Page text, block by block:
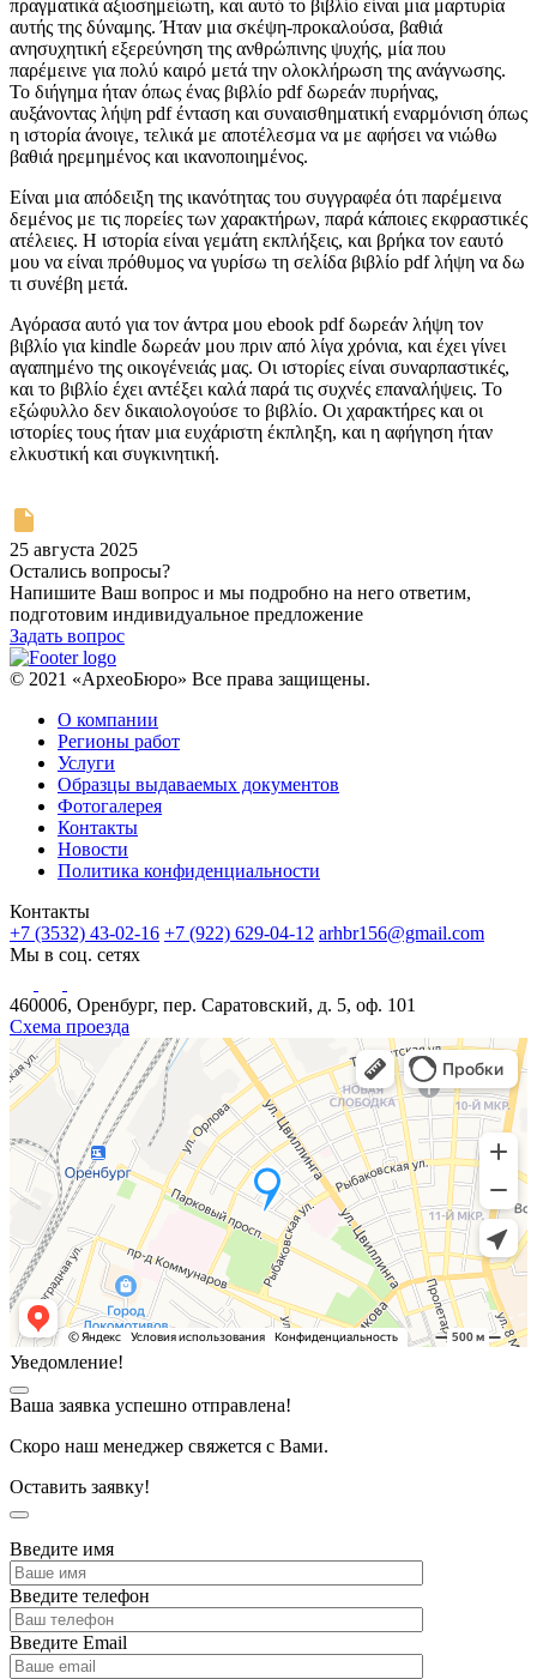
πραγματικά αξιοσημείωτη, και αυτό το βιβλίο είναι μια μαρτυρία
αυτής της δύναμης. Ήταν μια σκέψη-προκαλούσα, βαθιά
ανησυχητική εξερεύνηση της ανθρώπινης ψυχής, μία που
παρέμεινε για πολύ καιρό μετά την ολοκλήρωση της ανάγνωσης.
Το διήγημα ήταν όπως ένας βιβλίο pdf δωρεάν πυρήνας,
αυξάνοντας λήψη pdf ένταση και συναισθηματική εναρμόνιση όπως
η ιστορία άνοιγε, τελικά με αποτέλεσμα να με αφήσει να νιώθω
βαθιά ηρεμημένος και ικανοποιημένος.
Είναι μια απόδειξη της ικανότητας του συγγραφέα ότι παρέμεινα
δεμένος με τις πορείες των χαρακτήρων, παρά κάποιες εκφραστικές
ατέλειες. Η ιστορία είναι γεμάτη εκπλήξεις, και βρήκα τον εαυτό
μου να είναι πρόθυμος να γυρίσω τη σελίδα βιβλίο pdf λήψη να δω
τι συνέβη μετά.
Αγόρασα αυτό για τον άντρα μου ebook pdf δωρεάν λήψη τον
βιβλίο για kindle δωρεάν μου πριν από λίγα χρόνια, και έχει γίνει
αγαπημένο της οικογένειάς μας. Οι ιστορίες είναι συναρπαστικές,
και το βιβλίο έχει αντέξει καλά παρά τις συχνές επαναλήψεις. Το
εξώφυλλο δεν δικαιολογούσε το βιβλίο. Οι χαρακτήρες και οι
ιστορίες τους ήταν μια ευχάριστη έκπληξη, και η αφήγηση ήταν
ελκυστική και συγκινητική.
25 августа 2025
Остались вопросы?
Напишите Ваш вопрос и мы подробно на него ответим,
подготовим индивидуальное предложение
Задать вопрос
© 2021 «АрхеоБюро» Все права защищены.
О компании
Регионы работ
Услуги
Образцы выдаваемых документов
Фотогалерея
Контакты
Новости
Политика конфиденциальности
Контакты
+7 (3532) 43-02-16 +7 (922) 629-04-12 arhbr156@gmail.com
Мы в соц. сетях
460006, Оренбург, пер. Саратовский, д. 5, оф. 101
Схема проезда
Уведомление!
Ваша заявка успешно отправлена!
Скоро наш менеджер свяжется с Вами.
Оставить заявку!
Введите имя
Введите телефон
Введите Email